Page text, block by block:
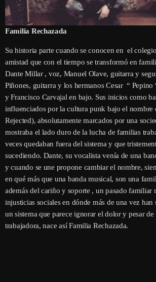
Familia Rechazada
Su historia parte cuando se conocen en el
amistad que con el tiempo se transformó en
Dante Millar , voz, Manuel Olave, guitarra y
Piñones, guitarra y los hermanos Cesar “
y Francisco Carvajal en bajo. Sus inicios como
influenciados por la cultura punk bajo el nombre
Rejected), absolutamente marcados por una
mostraba el lado duro de la lucha de familias
veces quedaban fuera del sistema y que
sucediendo. Dante, su vocalista venía de una
y cuando se une propone cambiar el nombre,
en qué más que una banda musical, son una
además del cariño y soporte , un pasado familiar
injusticias sociales en dónde más de una vez han
un sistema que parece ignorar el dolor y pesar de
trabajadora, nace así Familia Rechazada.